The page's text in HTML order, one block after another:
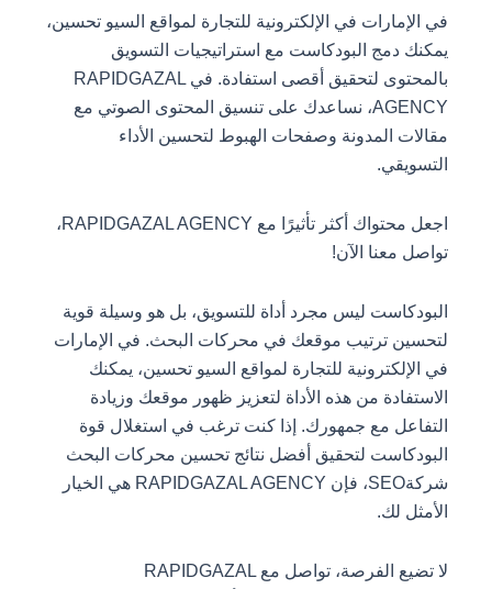
في الإمارات في الإلكترونية للتجارة لمواقع السيو تحسين،
يمكنك دمج البودكاست مع استراتيجيات التسويق
بالمحتوى لتحقيق أقصى استفادة. في RAPIDGAZAL
AGENCY، نساعدك على تنسيق المحتوى الصوتي مع
مقالات المدونة وصفحات الهبوط لتحسين الأداء
التسويقي.
اجعل محتواك أكثر تأثيرًا مع RAPIDGAZAL AGENCY،
تواصل معنا الآن!
البودكاست ليس مجرد أداة للتسويق، بل هو وسيلة قوية
لتحسين ترتيب موقعك في محركات البحث. في الإمارات
في الإلكترونية للتجارة لمواقع السيو تحسين، يمكنك
الاستفادة من هذه الأداة لتعزيز ظهور موقعك وزيادة
التفاعل مع جمهورك. إذا كنت ترغب في استغلال قوة
البودكاست لتحقيق أفضل نتائج تحسين محركات البحث
شركةSEO، فإن RAPIDGAZAL AGENCY هي الخيار
الأمثل لك.
لا تضيع الفرصة، تواصل مع RAPIDGAZAL